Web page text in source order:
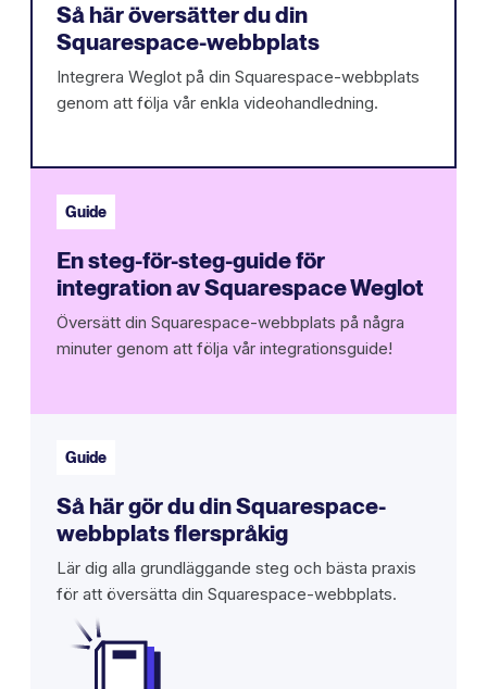
Så här översätter du din
Squarespace-webbplats
Integrera Weglot på din Squarespace-webbplats
genom att följa vår enkla videohandledning.
Guide
En steg-för-steg-guide för
integration av Squarespace Weglot
Översätt din Squarespace-webbplats på några
minuter genom att följa vår integrationsguide!
Guide
Så här gör du din Squarespace-
webbplats flerspråkig
Lär dig alla grundläggande steg och bästa praxis
för att översätta din Squarespace-webbplats.